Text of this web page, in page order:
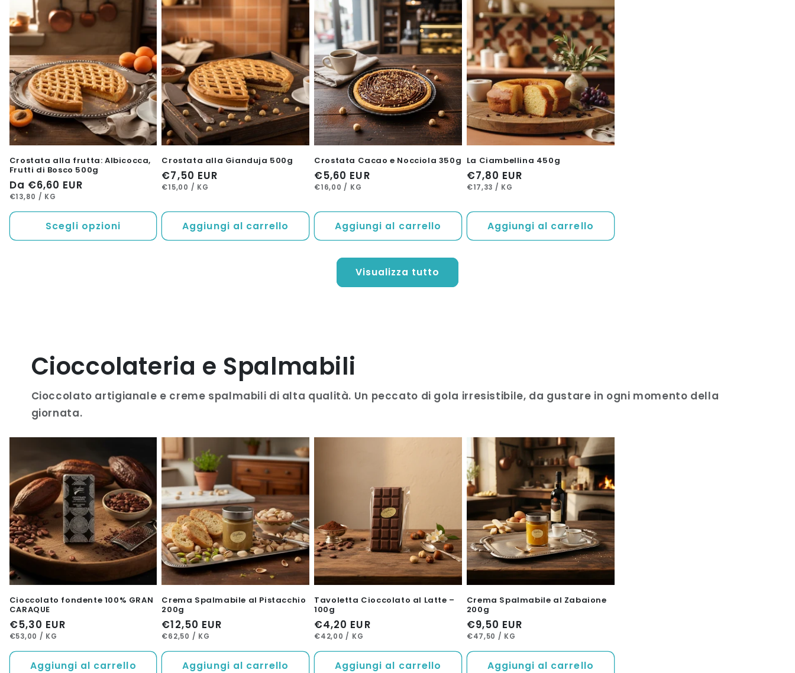
Crostata alla frutta: Albicocca,
Frutti di Bosco 500g
Prezzo
di
listino
Da €6,60 EUR
PREZZO
€13,80 / PER
KG
Scegli opzioni
Crostata alla Gianduja 500g
Prezzo
di
€7,50 EUR
PREZZO
€15,00 / PER
KG
Aggiungi al carrello
Crostata Cacao e Nocciola 350g
Prezzo
di
€5,60 EUR
PREZZO
€16,00 / PER
KG
Aggiungi al carrello
La Ciambellina 450g
Prezzo
di
€7,80 EUR
PREZZO
€17,33 / PER
KG
Aggiungi al carrello
Visualizza tutto
Cioccolateria e Spalmabili
Cioccolato artigianale e creme spalmabili di alta qualità. Un peccato di gola irresistibile, da gustare in ogni momento della
giornata.
Cioccolato fondente 100% GRAN
CARAQUE
Prezzo
di
listino
€5,30 EUR
PREZZO
€53,00 / PER
KG
Aggiungi al carrello
Crema Spalmabile al Pistacchio
200g
Prezzo
di
listino
€12,50 EUR
PREZZO
€62,50 / PER
KG
Aggiungi al carrello
Tavoletta Cioccolato al Latte –
100g
Prezzo
di
listino
€4,20 EUR
PREZZO
€42,00 / PER
KG
Aggiungi al carrello
Crema Spalmabile al Zabaione
200g
Prezzo
di
listino
€9,50 EUR
PREZZO
€47,50 / PER
KG
Aggiungi al carrello